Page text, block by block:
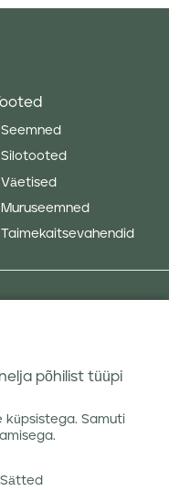
Seemned
Silotooted
Väetised
Muruseemned
Taimekaitsevahendid
põhilist tüüpi
küpsistega. Samuti
Sätted